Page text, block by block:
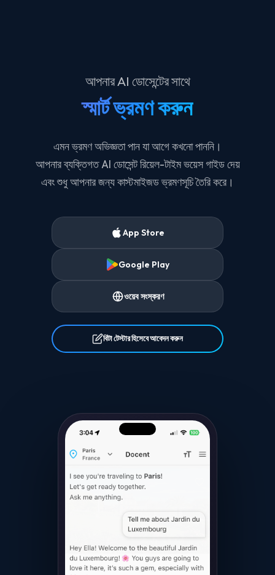
আপনার AI ডোসেন্টের সাথে
স্মার্ট ভ্রমণ করুন
এমন ভ্রমণ অভিজ্ঞতা পান যা আগে কখনো পাননি।
আপনার ব্যক্তিগত AI ডোসেন্ট রিয়েল-টাইম ভয়েস গাইড দেয়
এবং শুধু আপনার জন্য কাস্টমাইজড ভ্রমণসূচি তৈরি করে।
App Store
Google Play
ওয়েব সংস্করণ
বিটা টেস্টার হিসেবে আবেদন করুন